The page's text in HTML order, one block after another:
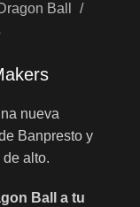
Ball
nueva
Banpresto y
alto.
Ball a tu